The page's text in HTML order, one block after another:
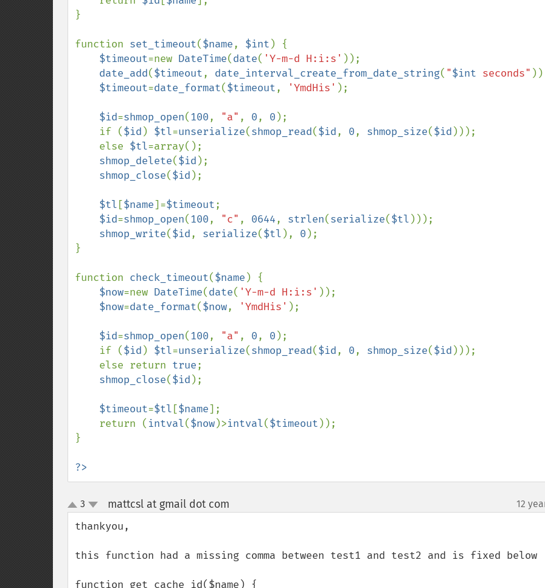
}
function set_timeout($name, $int ) {
$timeout=new DateTime(date( 'Y-m-d H:i:s' ));
date_add($timeout, date_interval_create_from_date_string( "$int seconds"
$timeout=date_format($timeout, 'YmdHis' );
$id=shmop_open(100, "a" , 0, 0 );
    if (
$id ) $tl=unserialize(shmop_read($id, 0, shmop_size($id )));
    else
$tl=array();
shmop_delete($id );
shmop_close($id );
$tl [$name]=$timeout;
$id=shmop_open(100, "c" , 0644, strlen(serialize($tl )));
shmop_write($id, serialize($tl ), 0 );
}
function check_timeout($name ) {
$now=new DateTime(date( 'Y-m-d H:i:s' ));
$now=date_format($now, 'YmdHis' );
$id=shmop_open(100, "a" , 0, 0 );
    if (
$id ) $tl=unserialize(shmop_read($id, 0, shmop_size($id )));
    else return
true;
shmop_close($id );
$timeout=$tl [$name];
    return (
intval($now)>intval($timeout ));
}
?>
up
down
3 mattcsl at gmail dot com 12
thankyou,
this function had a missing comma between test1 and test2 and is fixed below
function get_cache_id($name) {